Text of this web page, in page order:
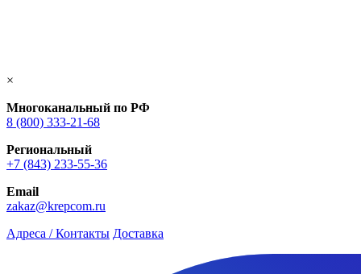
×
Многоканальный по РФ
8 (800) 333‑21-68
Региональный
+7 (843) 233-55-36
Email
zakaz@krepcom.ru
Адреса / Контакты Доставка